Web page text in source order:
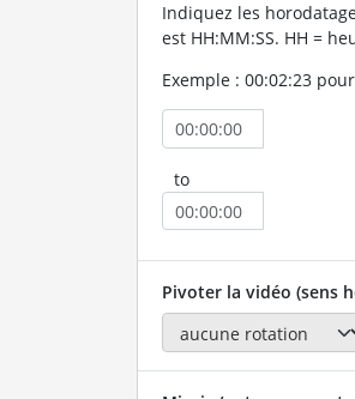
Indiquez les
est HH:MM:SS. HH =
Exemple : 00:02:23
to
Pivoter la vidéo (sens